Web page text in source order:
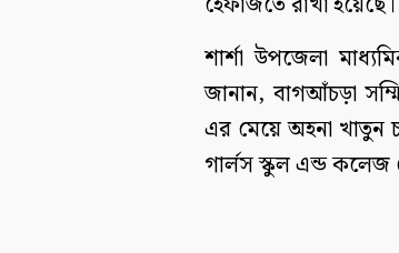
শার্শা উপজেলা
জানান, বাগআঁচড়া
এর মেয়ে অহনা খাতুন
গার্লস স্কুল এন্ড কলেজ